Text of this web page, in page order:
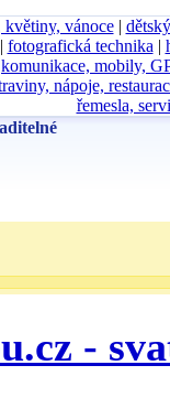
květiny, vánoce|
fotografická technika |
komunikace, mobily,
nápoje,
řemesla,
-